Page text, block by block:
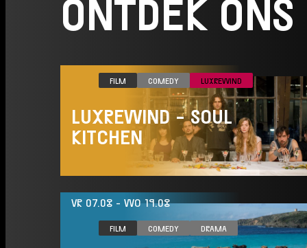
WO 19.08
15:20
Koop
ONTDEK
FILM COMEDY LUXREWIND
LUXREWIND - SOUL
KITCHEN
VR 07.08 - WO 19.08
FILM COMEDY DRAMA